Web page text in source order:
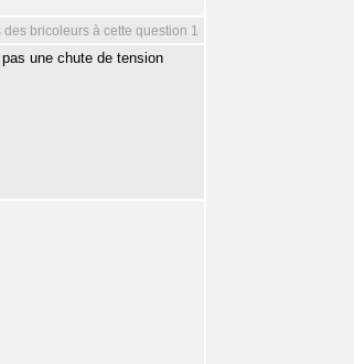
des bricoleurs à cette question 1
une chute de tension